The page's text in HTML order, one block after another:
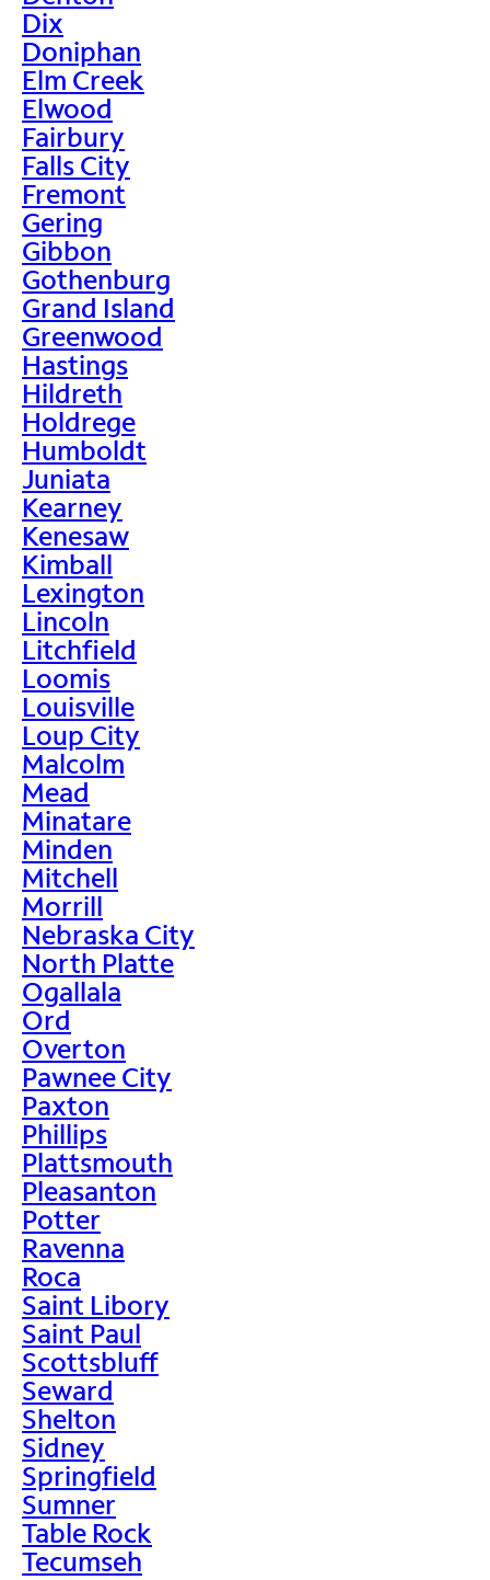
Dix
Doniphan
Elm Creek
Elwood
Fairbury
Falls City
Fremont
Gering
Gibbon
Gothenburg
Grand Island
Greenwood
Hastings
Hildreth
Holdrege
Humboldt
Juniata
Kearney
Kenesaw
Kimball
Lexington
Lincoln
Litchfield
Loomis
Louisville
Loup City
Malcolm
Mead
Minatare
Minden
Mitchell
Morrill
Nebraska City
North Platte
Ogallala
Ord
Overton
Pawnee City
Paxton
Phillips
Plattsmouth
Pleasanton
Potter
Ravenna
Roca
Saint Libory
Saint Paul
Scottsbluff
Seward
Shelton
Sidney
Springfield
Sumner
Table Rock
Tecumseh